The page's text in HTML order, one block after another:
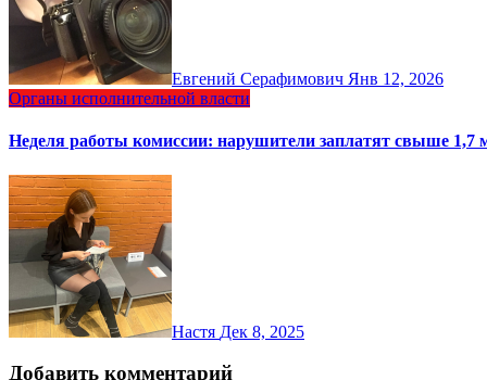
Евгений Серафимович Янв 12, 2026
Органы исполнительной власти
Неделя работы комиссии: нарушители заплатят свыше 1,7
Настя Дек 8, 2025
Добавить комментарий